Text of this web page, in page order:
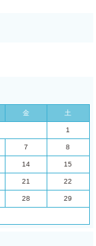
金 土
1
7 8
14 15
21 22
28 29